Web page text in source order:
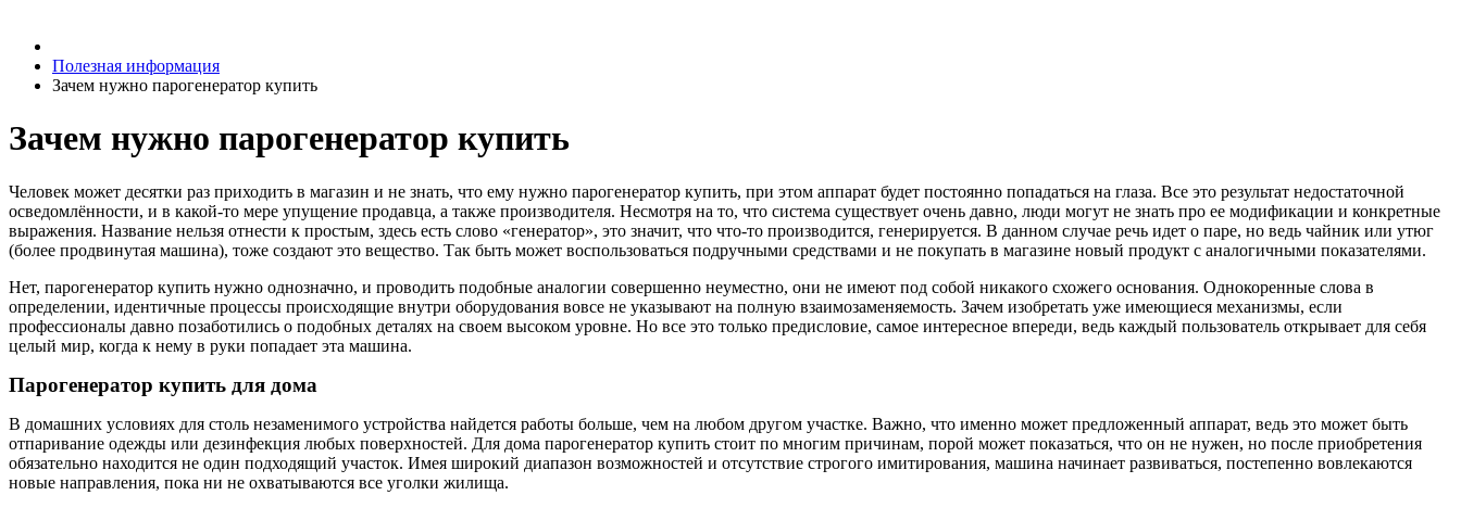
Полезная информация
Зачем нужно парогенератор купить
Зачем нужно парогенератор купить
Человек может десятки раз приходить в магазин и не знать, что ему нужно парогенератор купить, при этом аппарат будет постоянно попадаться на глаза. Все это результат недостаточной
осведомлённости, и в какой-то мере упущение продавца, а также производителя. Несмотря на то, что система существует очень давно, люди могут не знать про ее модификации и конкретные
выражения. Название нельзя отнести к простым, здесь есть слово «генератор», это значит, что что-то производится, генерируется. В данном случае речь идет о паре, но ведь чайник или утюг
(более продвинутая машина), тоже создают это вещество. Так быть может воспользоваться подручными средствами и не покупать в магазине новый продукт с аналогичными показателями.
Нет, парогенератор купить нужно однозначно, и проводить подобные аналогии совершенно неуместно, они не имеют под собой никакого схожего основания. Однокоренные слова в
определении, идентичные процессы происходящие внутри оборудования вовсе не указывают на полную взаимозаменяемость. Зачем изобретать уже имеющиеся механизмы, если
профессионалы давно позаботились о подобных деталях на своем высоком уровне. Но все это только предисловие, самое интересное впереди, ведь каждый пользователь открывает для себя
целый мир, когда к нему в руки попадает эта машина.
Парогенератор купить для дома
В домашних условиях для столь незаменимого устройства найдется работы больше, чем на любом другом участке. Важно, что именно может предложенный аппарат, ведь это может быть
отпаривание одежды или дезинфекция любых поверхностей. Для дома парогенератор купить стоит по многим причинам, порой может показаться, что он не нужен, но после приобретения
обязательно находится не один подходящий участок. Имея широкий диапазон возможностей и отсутствие строгого имитирования, машина начинает развиваться, постепенно вовлекаются
новые направления, пока ни не охватываются все уголки жилища.